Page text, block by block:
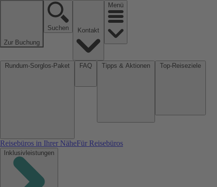
Zur Buchung
Suchen
Menü
Reisebüros in Ihrer NäheFür Reisebüros
Inklusivleistungen